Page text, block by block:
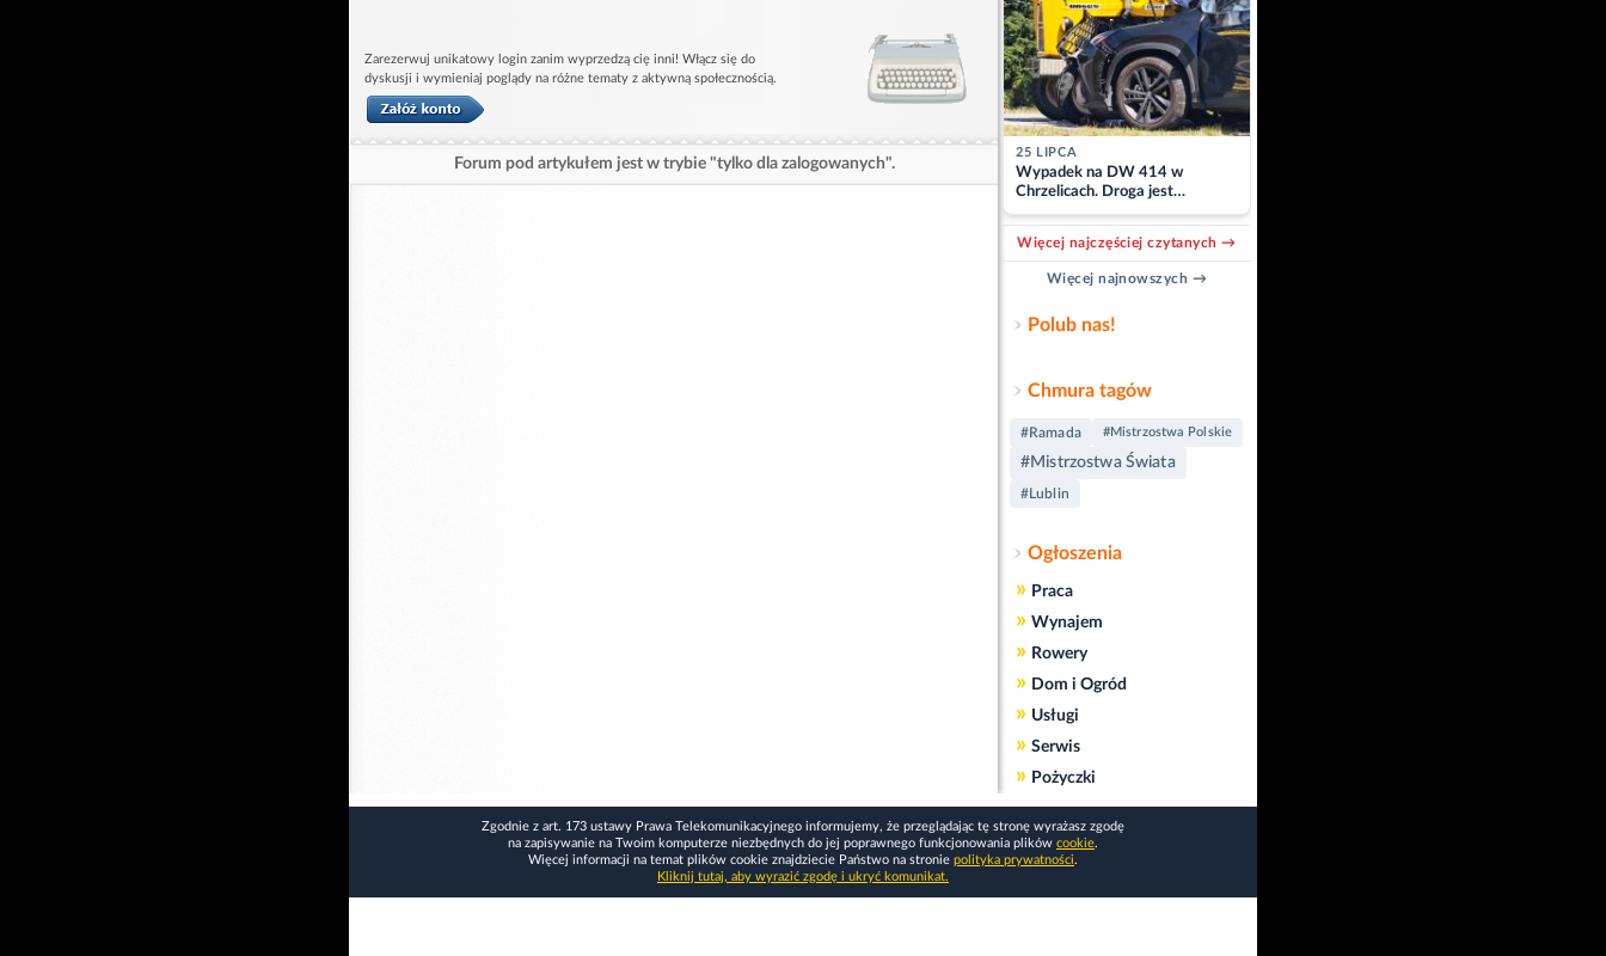
Zarezerwuj unikatowy login zanim wyprzedzą cię inni! Włącz się do
dyskusji i wymieniaj poglądy na różne tematy z aktywną społecznością.
Forum pod artykułem jest w trybie "tylko dla zalogowanych".
25 LIPCA
Wypadek na DW 414 w
Chrzelicach. Droga jest
zablokowana
Więcej najczęściej czytanych →
Więcej najnowszych →
Polub nas!
Chmura tagów
#Ramada #Mistrzostwa Polskie
#Mistrzostwa Świata
#Lublin
Ogłoszenia
» Praca
» Wynajem
» Rowery
» Dom i Ogród
» Usługi
» Serwis
» Pożyczki
Zgodnie z art. 173 ustawy Prawa Telekomunikacyjnego informujemy, że przeglądając tę stronę wyrażasz zgodę
na zapisywanie na Twoim komputerze niezbędnych do jej poprawnego funkcjonowania plików cookie.
Więcej informacji na temat plików cookie znajdziecie Państwo na stronie polityka prywatności.
Kliknij tutaj, aby wyrazić zgodę i ukryć komunikat.